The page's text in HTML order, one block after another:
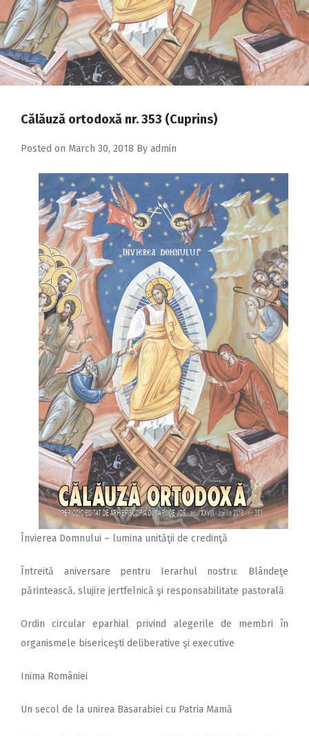
2018
2017
2016
2015
Călăuză ortodoxă nr. 353 (Cuprins)
Posted on March 30, 2018 By admin
Învierea Domnului – lumina unităţii de credinţă
Întreită aniversare pentru Ierarhul nostru: Blândeţe
părintească, slujire jertfelnică şi responsabilitate pastorală
Ordin circular eparhial privind alegerile de membri în
organismele bisericeşti deliberative şi executive
Inima României
Un secol de la unirea Basarabiei cu Patria Mamă